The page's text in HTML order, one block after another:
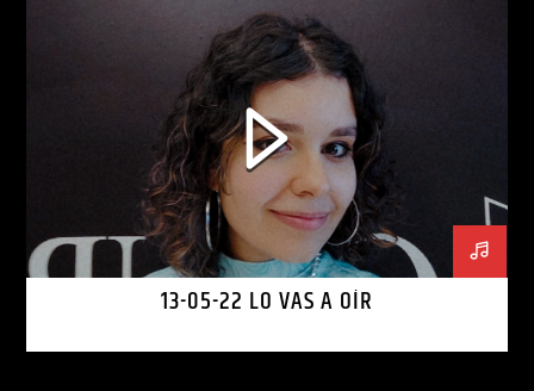
13-05-22 LO VAS A OÍR